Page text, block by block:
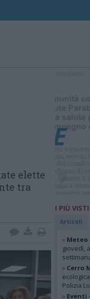
elette
tra
I PIÙ VISTI
Articoli
» Meteo
giovedì,
» Cerro
Polizia
» Eventi